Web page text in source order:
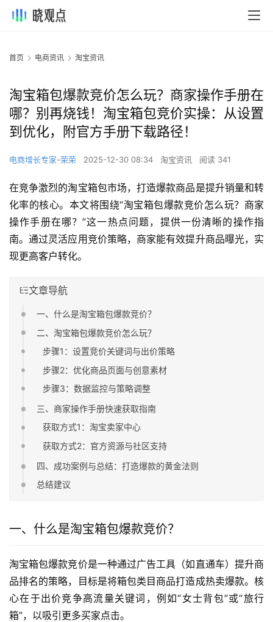
首页 电商资讯 淘宝资讯
淘宝箱包爆款竞价怎么玩？商家操作手册在
哪？别再烧钱！淘宝箱包竞价实操：从设置
到优化，附官方手册下载路径！
电商增长专家-荣荣 2025-12-30 08:34 淘宝资讯 阅读 341
在竞争激烈的淘宝箱包市场，打造爆款商品是提升销量和转
化率的核心。本文将围绕“淘宝箱包爆款竞价怎么玩？商家
操作手册在哪？”这一热点问题，提供一份清晰的操作指
南。通过灵活应用竞价策略，商家能有效提升商品曝光，实
现更高客户转化。
文章导航
一、什么是淘宝箱包爆款竞价？
二、淘宝箱包爆款竞价怎么玩？
步骤1：设置竞价关键词与出价策略
步骤2：优化商品页面与创意素材
步骤3：数据监控与策略调整
三、商家操作手册快速获取指南
获取方式1：淘宝卖家中心
获取方式2：官方资源与社区支持
四、成功案例与总结：打造爆款的黄金法则
总结建议
一、什么是淘宝箱包爆款竞价？
淘宝箱包爆款竞价是一种通过广告工具（如直通车）提升商
品排名的策略，目标是将箱包类目商品打造成热卖爆款。核
心在于出价竞争高流量关键词，例如“女士背包”或“旅行
箱”，以吸引更多买家点击。